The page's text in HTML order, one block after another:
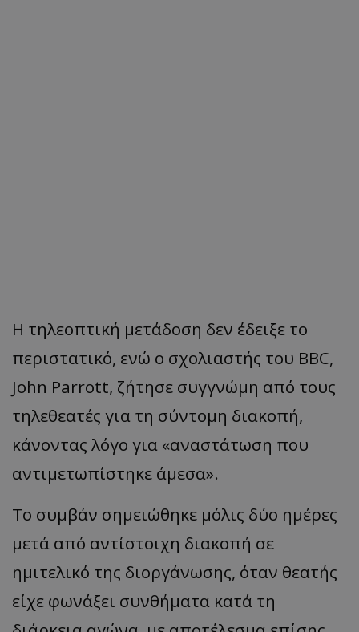
Η τηλεοπτική μετάδοση δεν έδειξε το
περιστατικό, ενώ ο σχολιαστής του BBC,
John Parrott, ζήτησε συγγνώμη από τους
τηλεθεατές για τη σύντομη διακοπή,
κάνοντας λόγο για «αναστάτωση που
αντιμετωπίστηκε άμεσα».
Το συμβάν σημειώθηκε μόλις δύο ημέρες
μετά από αντίστοιχη διακοπή σε
ημιτελικό της διοργάνωσης, όταν θεατής
είχε φωνάξει συνθήματα κατά τη